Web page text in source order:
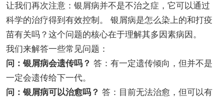
让我们再次注意：银屑病并不是不治之症，它可以通过
科学的治疗得到有效控制。 银屑病是怎么染上的和打疫
苗有关吗？这个问题的核心在于理解其多因素病因。
我们来解答一些常见问题：
问：银屑病会遗传吗？ 答：有一定遗传倾向，但并不是
一定会遗传给下一代。
问：银屑病可以治愈吗？ 答：目前无法治愈，但可以有